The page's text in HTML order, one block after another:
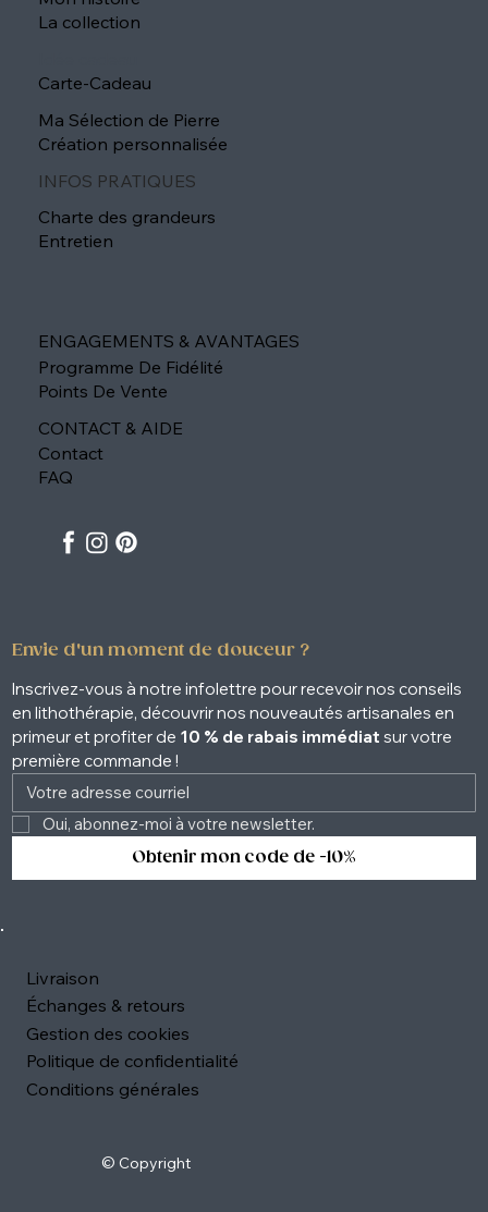
La collection
Carte-Cadeau
Ma Sélection de Pierre
Création personnalisée
INFOS PRATIQUES
Charte des grandeurs
Entretien
ENGAGEMENTS & AVANTAGES
Programme De Fidélité
Points De Vente
CONTACT & AIDE
Contact
FAQ
Envie d'un moment de douceur ?
Inscrivez-vous à notre infolettre pour recevoir nos conseils
en lithothérapie, découvrir nos nouveautés artisanales en
primeur et profiter de 10 % de rabais immédiat sur votre
première commande !
Obtenir mon code de -10%
Échanges & retours
Livraison
Conditions générales
Politique de confidentialité
Gestion des cookies
© Copyright